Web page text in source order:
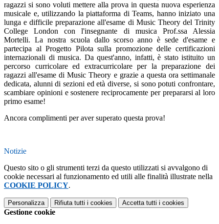
ragazzi si sono voluti mettere alla prova in questa nuova esperienza
musicale e, utilizzando la piattaforma di Teams, hanno iniziato una
lunga e difficile preparazione all'esame di Music Theory del Trinity
College London con l'insegnante di musica Prof.ssa Alessia
Mortelli. La nostra scuola dallo scorso anno è sede d'esame e
partecipa al Progetto Pilota sulla promozione delle certificazioni
internazionali di musica. Da quest'anno, infatti, è stato istituito un
percorso curricolare ed extracurricolare per la preparazione dei
ragazzi all'esame di Music Theory e grazie a questa ora settimanale
dedicata, alunni di sezioni ed età diverse, si sono potuti confrontare,
scambiare opinioni e sostenere reciprocamente per prepararsi al loro
primo esame!
Ancora complimenti per aver superato questa prova!
Notizie
Questo sito o gli strumenti terzi da questo utilizzati si avvalgono di
cookie necessari al funzionamento ed utili alle finalità illustrate nella
COOKIE POLICY.
Personalizza Rifiuta tutti i cookies Accetta tutti i cookies
Gestione cookie